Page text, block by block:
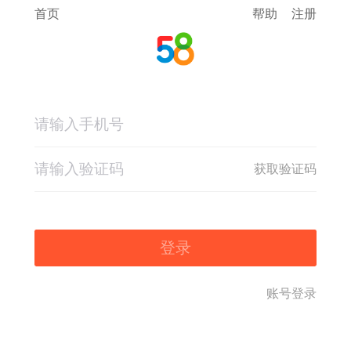
首页 帮助 注册
获取验证码
登录
账号登录